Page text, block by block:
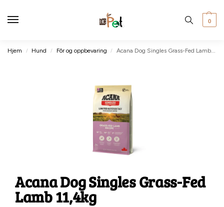
0
Hjem / Hund / Fôr og oppbevaring / Acana Dog Singles Grass-Fed Lamb 11,4kg
Acana Dog Singles Grass-Fed
Lamb 11,4kg